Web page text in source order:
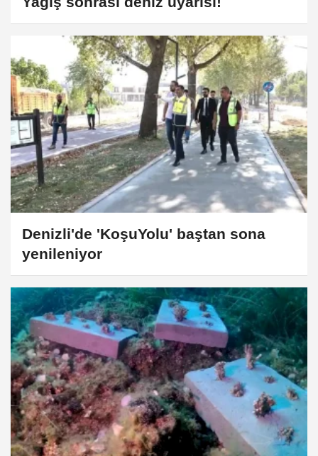
Denizli'de 'KoşuYolu' baştan sona
yenileniyor